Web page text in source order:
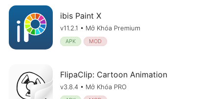
ibis Paint X
v11.2.1 • Mở Khóa Premium
APK MOD
FlipaClip: Cartoon Animation
v3.8.4 • Mở Khóa PRO